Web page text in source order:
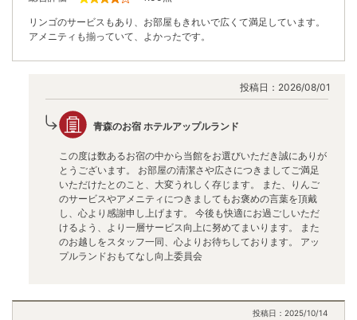
リンゴのサービスもあり、お部屋もきれいで広くて満足しています。
アメニティも揃っていて、よかったです。
投稿日： 2026/08/01
青森のお宿 ホテルアップルランド
この度は数あるお宿の中から当館をお選びいただき誠にありが
とうございます。 お部屋の清潔さや広さにつきましてご満足
いただけたとのこと、大変うれしく存じます。 また、りんご
のサービスやアメニティにつきましてもお褒めの言葉を頂戴
し、心より感謝申し上げます。 今後も快適にお過ごしいただ
けるよう、より一層サービス向上に努めてまいります。 また
のお越しをスタッフ一同、心よりお待ちしております。 アッ
プルランドおもてなし向上委員会
投稿日： 2025/10/14